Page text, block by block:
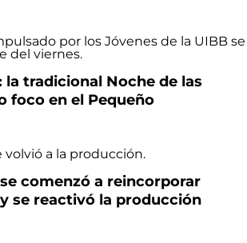
la tradicional Noche de las
foco en el Pequeño
comenzó a reincorporar
se reactivó la producción